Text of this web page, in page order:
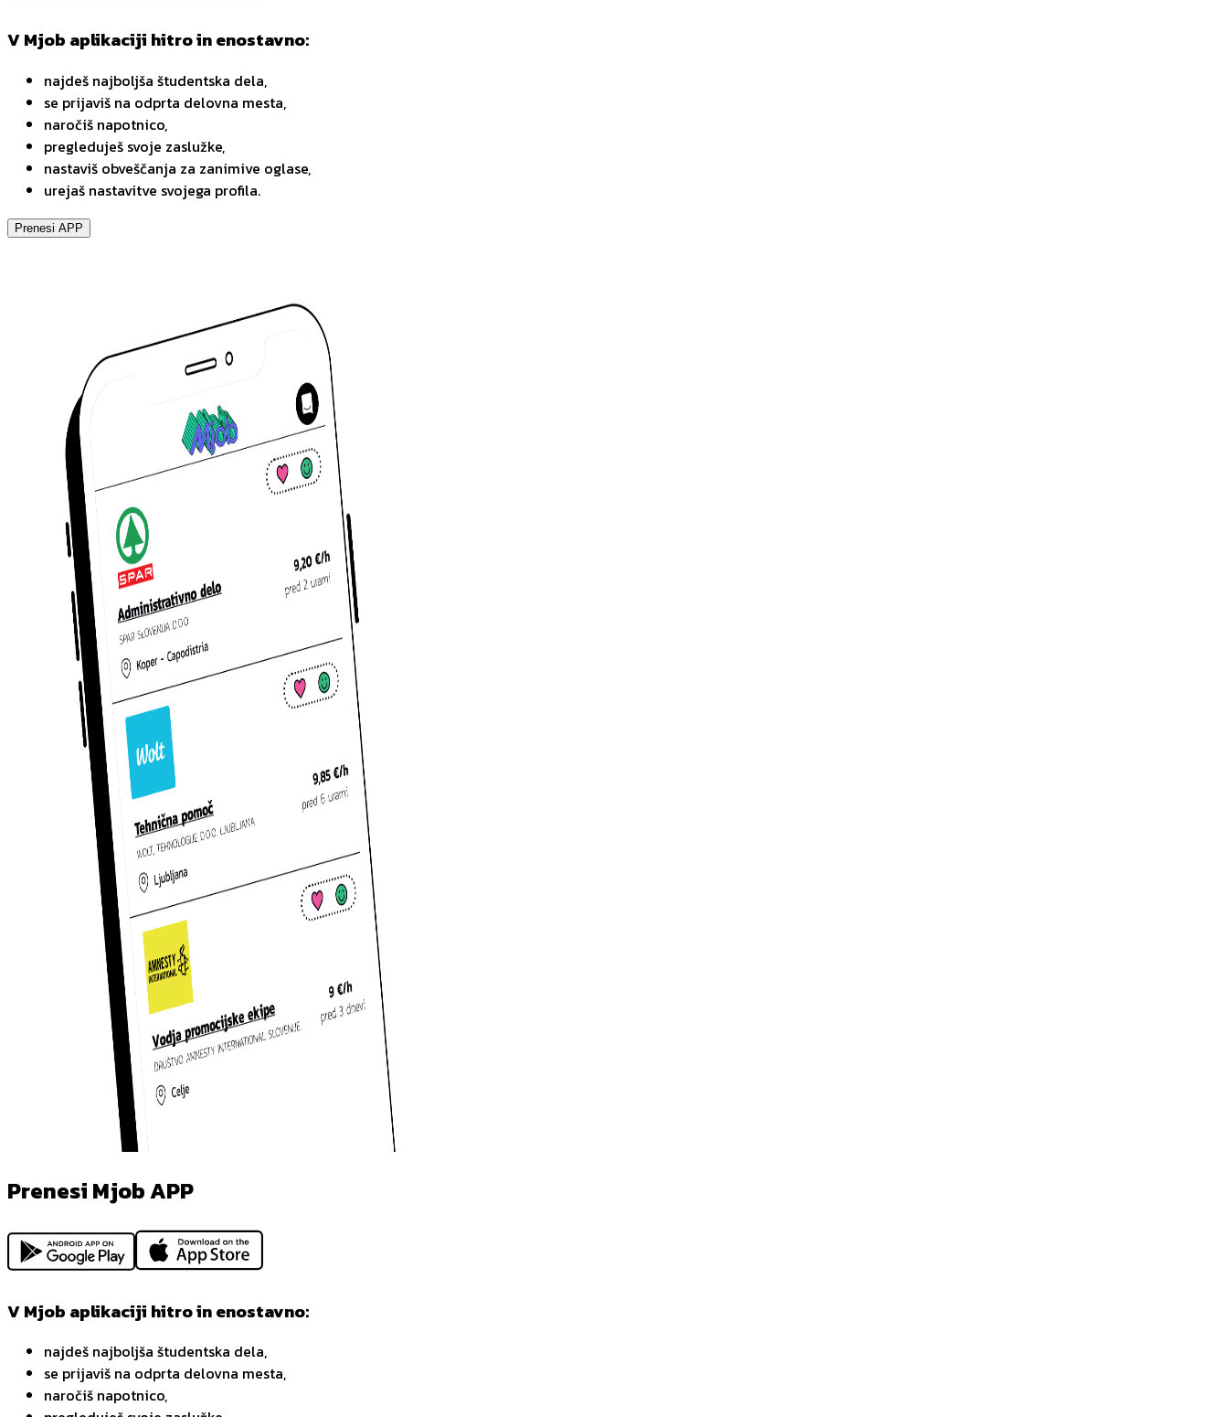
V Mjob aplikaciji hitro in enostavno:
najdeš najboljša študentska dela,
se prijaviš na odprta delovna mesta,
naročiš napotnico,
pregleduješ svoje zaslužke,
nastaviš obveščanja za zanimive oglase,
urejaš nastavitve svojega profila.
Prenesi APP
Prenesi Mjob APP
V Mjob aplikaciji hitro in enostavno:
najdeš najboljša študentska dela,
se prijaviš na odprta delovna mesta,
naročiš napotnico,